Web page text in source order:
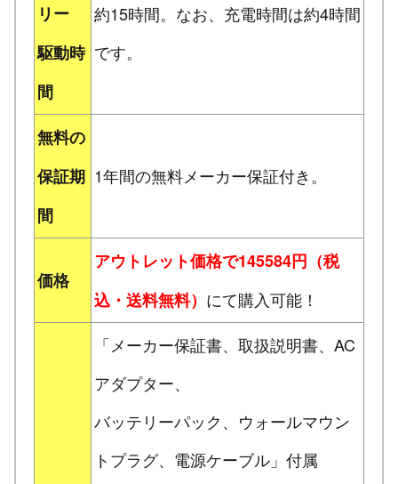
リー
駆動時
間
約15時間。なお、充電時間は約4時間
です。
無料の
保証期
間
1年間の無料メーカー保証付き。
価格
アウトレット価格で145584円（税
込・送料無料） にて購入可能！
「メーカー保証書、取扱説明書、AC
アダプター、
バッテリーパック、ウォールマウン
トプラグ、電源ケーブル」付属